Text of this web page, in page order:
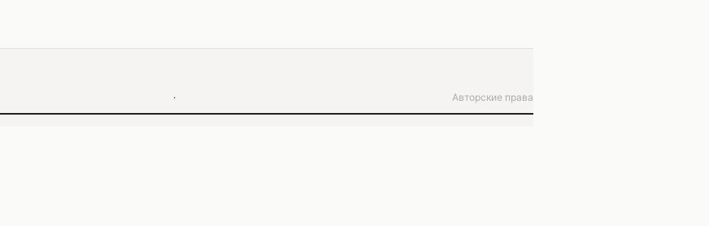
· Авторские права